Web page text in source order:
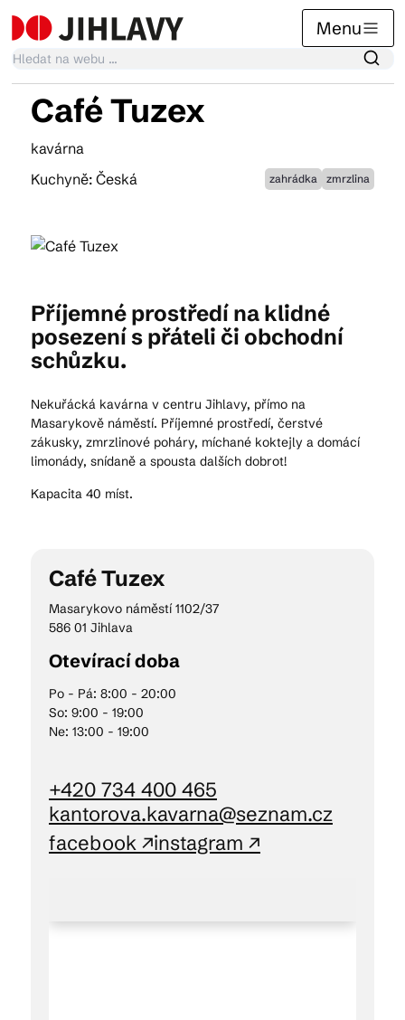
Menu
Kalendář akcí
Tradiční akce
Suvenýry
Praktické info
Kam vyrazit
© 2026 Brána Jihlavy
Café Tuzex
kavárna
Kuchyně: Česká
zahrádka zmrzlina
Příjemné prostředí na klidné
posezení s přáteli či obchodní
schůzku.
Nekuřácká kavárna v centru Jihlavy, přímo na
Masarykově náměstí. Příjemné prostředí, čerstvé
zákusky, zmrzlinové poháry, míchané koktejly a domácí
limonády, snídaně a spousta dalších dobrot!
Kapacita 40 míst.
Café Tuzex
Masarykovo náměstí 1102/37
586 01 Jihlava
Otevírací doba
Po - Pá: 8:00 - 20:00
So: 9:00 - 19:00
Ne: 13:00 - 19:00
+420 734 400 465
kantorova.kavarna@seznam.cz
facebook ↗instagram ↗